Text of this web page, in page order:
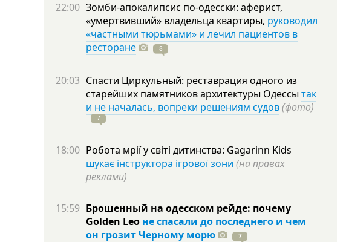
22:00 Зомби-апокалипсис по-одесски: аферист,
«умертвивший» владельца квартиры, руководил
«частными тюрьмами» и лечил пациентов в
ресторане
8
20:03 Спасти Циркульный: реставрация одного из
старейших памятников архитектуры Одессы так
и не началась, вопреки решениям судов(фото)
7
18:00 Робота мрії у світі дитинства: Gagarinn Kids
шукає інструктора ігрової зони (на правах
реклами)
15:59 Брошенный на одесском рейде: почему
Golden Leo не спасали до последнего и чем
он грозит Черному морю
7